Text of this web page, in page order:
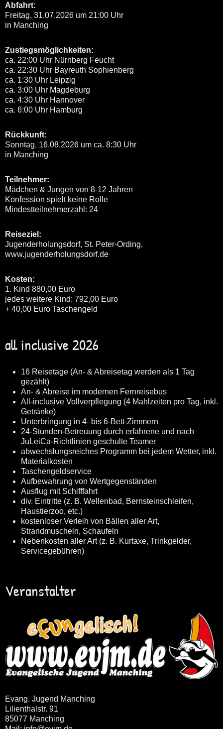
Abfahrt:
Freitag, 31.07.2026 um 21:00 Uhr
in Manching
Zustiegsmöglichkeiten:
ca. 22:00 Uhr Nürnberg Feucht
ca. 22:30 Uhr Bayreuth Sophienberg
ca. 1:30 Uhr Leipzig
ca. 3:00 Uhr Magdeburg
ca. 4:30 Uhr Hannover
ca. 6:00 Uhr Hamburg
Rückkunft:
Sonntag, 16.08.2026 um ca. 8:30 Uhr
in Manching
Teilnehmer:
Mädchen & Jungen von 8-12 Jahren
Konfession spielt keine Rolle
Mindestteilnehmerzahl: 24
Reiseziel:
Jugenderholungsdorf, St. Peter-Ording,
www.jugenderholungsdorf.de
Kosten:
1. Kind 880,00 Euro
jedes weitere Kind: 792,00 Euro
+ 40,00 Euro Taschengeld
all inclusive 2026
16 Reisetage (An- & Abreisetag werden als 1 Tag
gezählt)
An- & Abreise im modernen Fernreisebus
All-inclusive Vollverpflegung (4 Mahlzeiten pro Tag, inkl.
Getränke)
Unterbringung in 4- bis 6-Bett-Zimmern
24-Stunden-Betreuung durch erfahrene und nach
JuLeiCa-Richtlinien geschulte Teamer
abwechslungsreiches Programm bei jedem Wetter, inkl.
Materialkosten
Taschengeldservice
Aufbewahrung von Wertgegenständen
Ausflug mit Schifffahrt
div. Eintritte (z. B. Wellenbad, Bernsteinschleifen,
Haustierzoo, etc.)
kostenloser Verleih von Bällen aller Art,
Strandmuscheln, Schaufeln
Nebenkosten aller Art (z. B. Kurtaxe, Trinkgelder,
Servicegebühren)
Veranstalter
Evang. Jugend Manching
Lilienthalstr. 91
85077 Manching